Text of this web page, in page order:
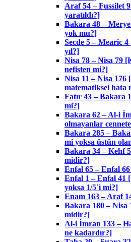
Araf 54 – Fussilet
yaratıldı?]
Bakara 48 –
yok mu?]
Secde 5 – Mearic
yıl?]
Nisa 78 – Nisa 79
nefisten mi?]
Nisa 11 – Nisa
matematiksel hata
Fatır 43 – Bakara
mi?]
Bakara 62 – Al-i
olmayanlar
Bakara 285 –
mi yoksa üstün
Bakara 34 – Kehf
midir?]
Enfal 65 – Enfal
Enfal 1 – Enfal 41
yoksa 1/5′i mi?]
Enam 163 – Araf
Bakara 180 – Nisa
midir?]
Al-i İmran 133 –
ne kadardır?]